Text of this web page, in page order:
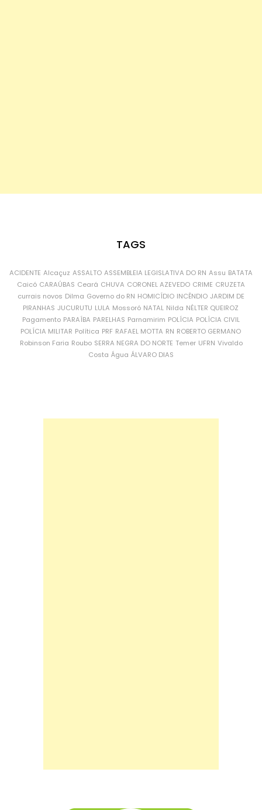
TAGS
ACIDENTE Alcaçuz ASSALTO ASSEMBLEIA LEGISLATIVA DO RN Assu BATATA
Caicó CARAÚBAS Ceará CHUVA CORONEL AZEVEDO CRIME CRUZETA
currais novos Dilma Governo do RN HOMICÍDIO INCÊNDIO JARDIM DE
PIRANHAS JUCURUTU LULA Mossoró NATAL Nilda NÉLTER QUEIROZ
Pagamento PARAÍBA PARELHAS Parnamirim POLÍCIA POLÍCIA CIVIL
POLÍCIA MILITAR Política PRF RAFAEL MOTTA RN ROBERTO GERMANO
Robinson Faria Roubo SERRA NEGRA DO NORTE Temer UFRN Vivaldo
Costa Água ÁLVARO DIAS